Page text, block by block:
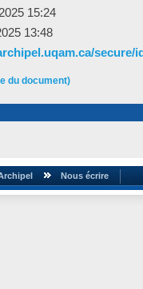
15:24
13:48
secure/
du document)
Nous écrire